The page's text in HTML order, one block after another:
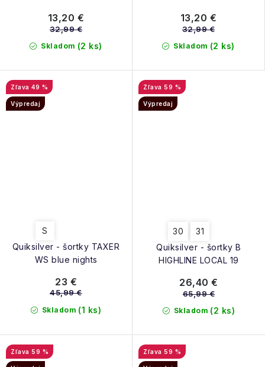
Skladom (2 ks)
13,20 €
32,99 €
Skladom (2 ks)
13,20 €
32,99 €
Quiksilver - šortky TAXER
WS blue nights
49 %
Výpredaj
S
Skladom (1 ks)
23 €
45,99 €
Quiksilver - šortky B
HIGHLINE LOCAL 19
59 %
Výpredaj
30 31
Skladom (2 ks)
26,40 €
65,99 €
59 % 59 %